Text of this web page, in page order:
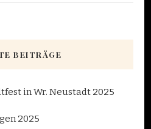
BEITRÄGE
in Wr. Neustadt 2025
2025